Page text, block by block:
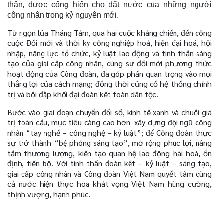
thân, được cống hiến cho đất nước của những người
công nhân trong kỷ nguyên mới.
Từ ngọn lửa Tháng Tám, qua hai cuộc kháng chiến, đến công
cuộc Đổi mới và thời kỳ công nghiệp hoá, hiện đại hoá, hội
nhập, năng lực tổ chức, kỷ luật lao động và tinh thần sáng
tạo của giai cấp công nhân, cùng sự đổi mới phương thức
hoạt động của Công đoàn, đã góp phần quan trọng vào mọi
thắng lợi của cách mạng; đồng thời củng cố hệ thống chính
trị và bồi đắp khối đại đoàn kết toàn dân tộc.
Bước vào giai đoạn chuyển đổi số, kinh tế xanh và chuỗi giá
trị toàn cầu, mục tiêu càng cao hơn: xây dựng đội ngũ công
nhân “tay nghề – công nghệ – kỷ luật”; để Công đoàn thực
sự trở thành “bệ phóng sáng tạo”, mở rộng phúc lợi, nâng
tầm thương lượng, kiến tạo quan hệ lao động hài hoà, ổn
định, tiến bộ. Với tinh thần đoàn kết – kỷ luật – sáng tạo,
giai cấp công nhân và Công đoàn Việt Nam quyết tâm cùng
cả nước hiện thực hoá khát vọng Việt Nam hùng cường,
thịnh vượng, hạnh phúc.